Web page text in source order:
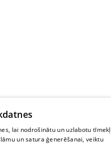
lai nodrošinātu un uzlabotu
un satura ģenerēšanai, veiktu